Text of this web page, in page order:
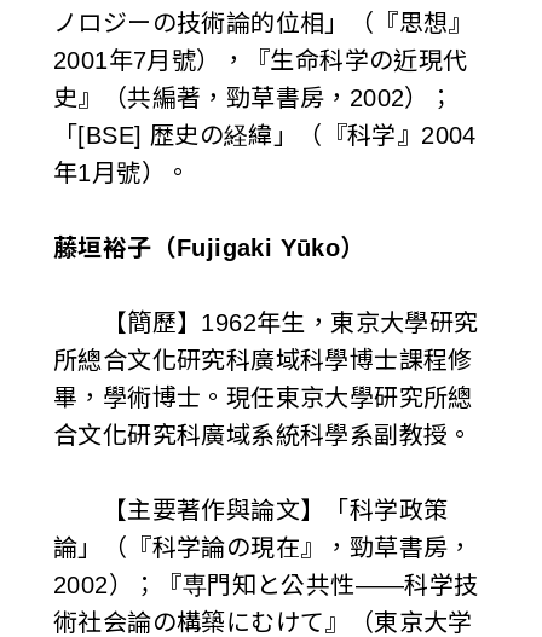
ノロジーの技術論的位相」（『思想』
2001年7月號），『生命科学の近現代
史』（共編著，勁草書房，2002）；
「[BSE] 歴史の経緯」（『科学』2004
年1月號）。
藤垣裕子（Fujigaki Yūko）
【簡歷】1962年生，東京大學研究
所總合文化研究科廣域科學博士課程修
畢，學術博士。現任東京大學研究所總
合文化研究科廣域系統科學系副教授。
【主要著作與論文】「科学政策
論」（『科学論の現在』，勁草書房，
2002）；『専門知と公共性——科学技
術社会論の構築にむけて』（東京大学